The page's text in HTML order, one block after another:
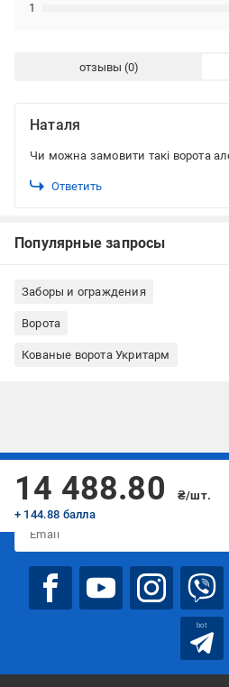
1
отзывы
Наталя
Чи можна замовити такі ворота
Ответить
Популярные запросы
Заборы и ограждения
Ворота
Кованые ворота Укритарм
14 488.80
₴/шт.
+ 144.88 балла
Подписывайтесь, чтобы
bot